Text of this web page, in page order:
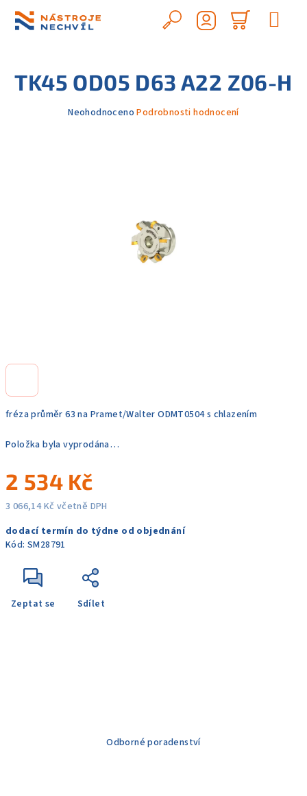
obsah
Hledat
košík
fréza průměr 63 na Pramet/Walter ODMT0504 s chlazením
Položka byla vyprodána…
2 534 Kč
3 066,14 Kč včetně DPH
cena:
dodací termín do týdne od objednání
Kód: SM28791
Zeptat se Sdílet
TK45 OD05 D63 A22 Z06-H
Průměrné
Neohodnoceno Podrobnosti hodnocení
Odborné poradenství